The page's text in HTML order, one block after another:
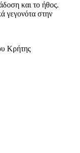
και το ήθος.
γεγονότα στην
Κρήτης